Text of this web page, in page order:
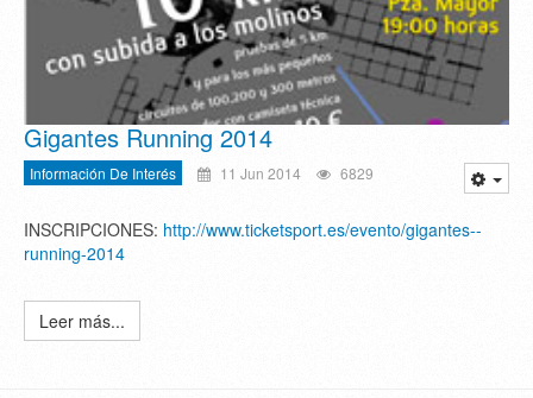
Gigantes Running 2014
Información De Interés 11 Jun 2014 6829
INSCRIPCIONES: http://www.ticketsport.es/evento/gigantes--
running-2014
Leer más...